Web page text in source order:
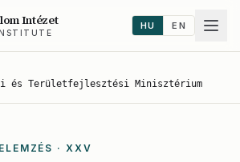
Intézet HU EN
és Területfejlesztési Minisztérium
· XXV